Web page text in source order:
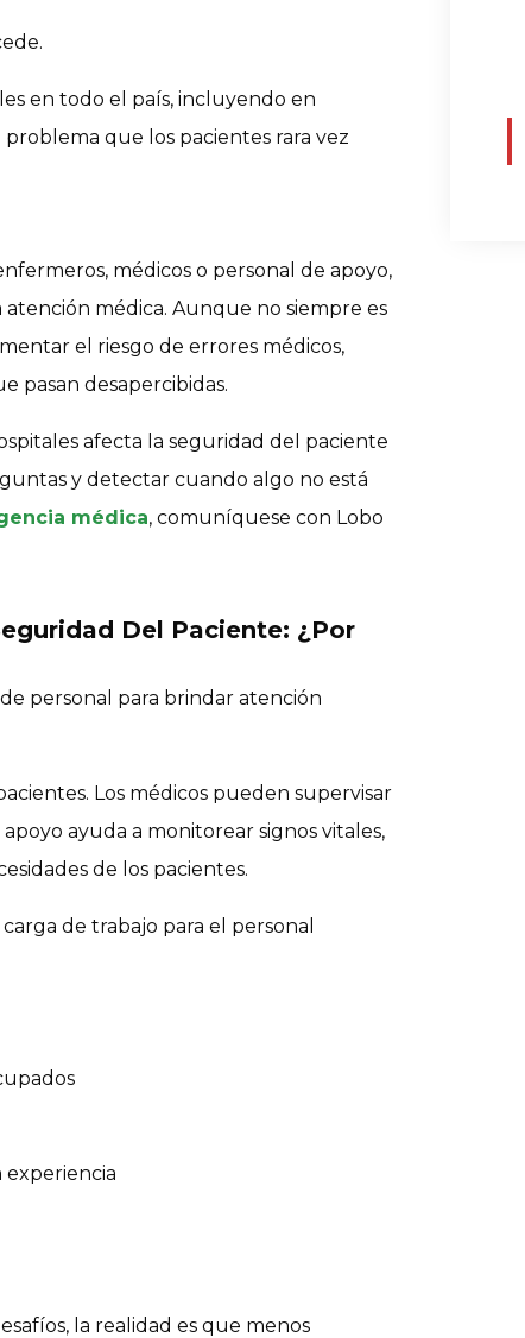
en todo el país, incluyendo en
que los pacientes rara vez
médicos o personal de apoyo,
médica. Aunque no siempre es
el riesgo de errores médicos,
pasan desapercibidas.
afecta la seguridad del paciente
y detectar cuando algo no está
médica, comuníquese con Lobo
Del Paciente: ¿Por
personal para brindar atención
Los médicos pueden supervisar
ayuda a monitorear signos vitales,
de los pacientes.
de trabajo para el personal
la realidad es que menos